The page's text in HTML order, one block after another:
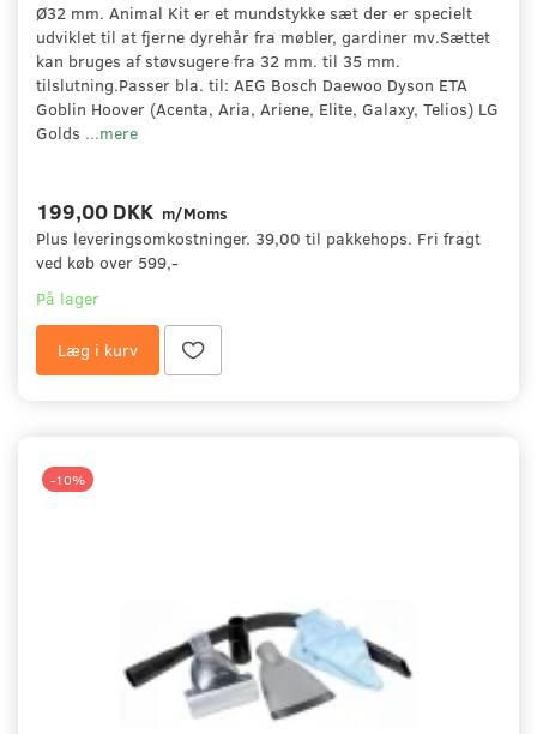
Ø32 mm. Animal Kit er et mundstykke sæt der er specielt
udviklet til at fjerne dyrehår fra møbler, gardiner mv.Sættet
kan bruges af støvsugere fra 32 mm. til 35 mm.
tilslutning.Passer bla. til: AEG Bosch Daewoo Dyson ETA
Goblin Hoover (Acenta, Aria, Ariene, Elite, Galaxy, Telios) LG
Golds ...mere
199,00 DKK m/Moms
Plus leveringsomkostninger. 39,00 til pakkehops. Fri fragt
ved køb over 599,-
På lager
Læg i kurv
-10%